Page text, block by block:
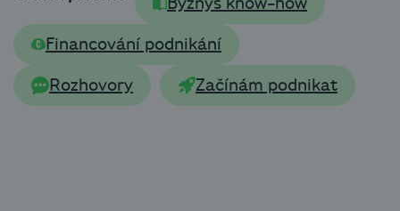
Financování podnikání
Rozhovory Začínám podnikat